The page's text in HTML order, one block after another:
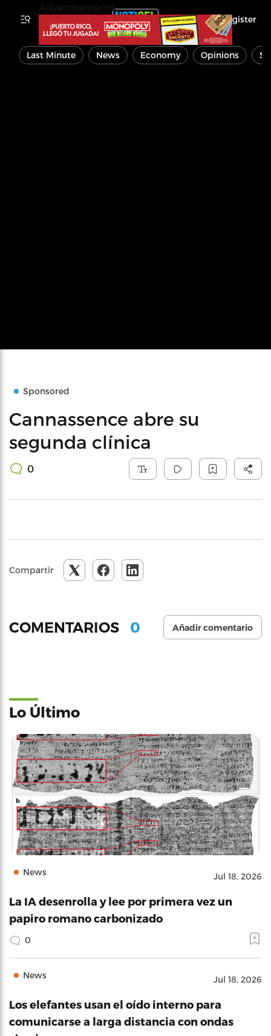
Register
Last Minute News Economy Opinions
Sponsored
Cannassence abre su
segunda clínica
0
Compartir
COMENTARIOS 0 Añadir comentario
Lo Último
News Jul 18, 2026
La IA desenrolla y lee por primera vez un
papiro romano carbonizado
0
News Jul 18, 2026
Los elefantes usan el oído interno para
comunicarse a larga distancia con ondas
Advertisements